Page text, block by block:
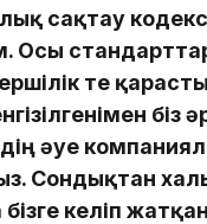
сақтау
Осы
те
біз
әуе
Сондықтан
келіп жатқан